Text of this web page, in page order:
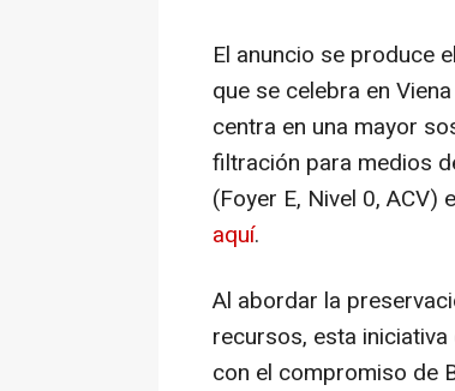
El anuncio se produce
que se celebra en
centra en una mayor
filtración para medios
(Foyer E, Nivel 0, ACV)
aquí.
Al abordar la
recursos, esta
con el compromiso de